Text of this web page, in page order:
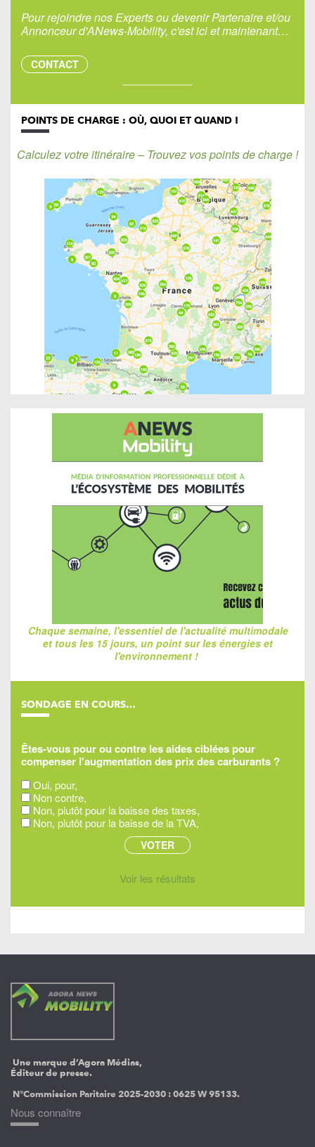
Pour rejoindre nos Experts ou devenir Partenaire et/ou
Annonceur d'ANews-Mobility, c'est ici et maintenant…
CONTACT
POINTS DE CHARGE : OÙ, QUOI ET QUAND !
Calculez votre itinéraire – Trouvez vos points de charge !
Chaque semaine, l'essentiel de l'actualité multimodale
et tous les 15 jours, un point sur les énergies et
l'environnement !
SONDAGE EN COURS…
Êtes-vous pour ou contre les aides ciblées pour
compenser l'augmentation des prix des carburants ?
Oui, pour,
Non contre,
Non, plutôt pour la baisse des taxes,
Non, plutôt pour la baisse de la TVA,
Voir les résultats
Une marque d’Agora Médias,
Éditeur de presse.
N°Commission Paritaire 2025-2030 :0625 W 95133.
Nous connaître